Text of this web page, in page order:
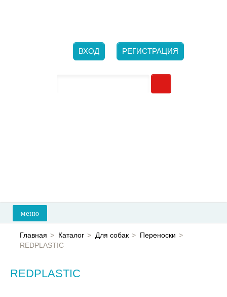
ВХОД РЕГИСТРАЦИЯ
меню
Главная
Контакты
Главная Каталог Для собак
Переноски
REDPLASTIC
REDPLASTIC